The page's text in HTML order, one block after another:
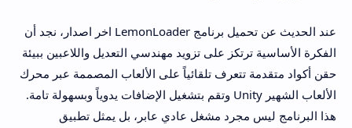
عند الحديث عن تحميل برنامج LemonLoader اخر اصدار، نجد أن
الفكرة الأساسية ترتكز على تزويد مهندسي التعديل واللاعبين ببيئة
حقن أكواد متقدمة تتعرف تلقائياً على الألعاب المصممة عبر محرك
الألعاب الشهير Unity وتقم بتشغيل الإضافات يدوياً وبسهولة تامة.
هذا البرنامج ليس مجرد مشغل عادي عابر، بل يمثل تطبيق